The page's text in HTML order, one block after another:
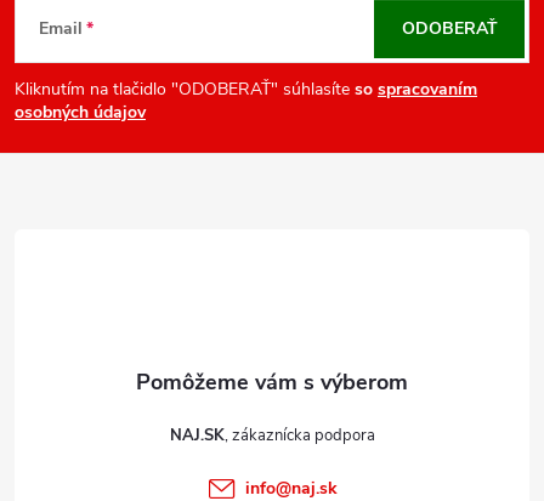
y
v
ý
i
Email
Kliknutím na tlačidlo "ODOBERAŤ" súhlasíte so spracovaním
osobných údajov
ODOBERAŤ
NAJ.SK
info@naj.sk